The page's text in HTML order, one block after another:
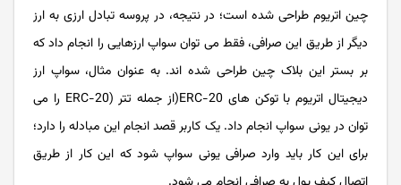
چین اتریوم طراحی شده است؛ در نتیجه، در پروسه تبادل ارزی به ارز
دیگر از طریق این صرافی، فقط می توان سواپ ارزهایی را انجام داد که
بر بستر این بلاک چین طراحی شده اند. به عنوان مثال، سواپ ارز
دیجیتال اتریوم با توکن‌ های ERC-20(از جمله تتر (ERC-20 را می
توان در یونی سواپ انجام داد. یک کاربر قصد انجام این مبادله را دارد؛
برای این کار باید وارد صرافی یونی سواپ شود که این کار از طریق